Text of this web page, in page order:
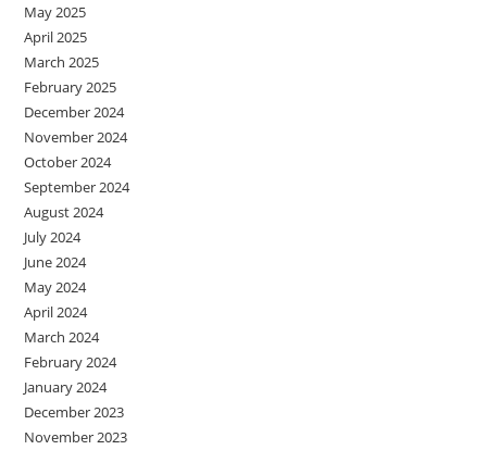
May 2025
April 2025
March 2025
February 2025
December 2024
November 2024
October 2024
September 2024
August 2024
July 2024
June 2024
May 2024
April 2024
March 2024
February 2024
January 2024
December 2023
November 2023